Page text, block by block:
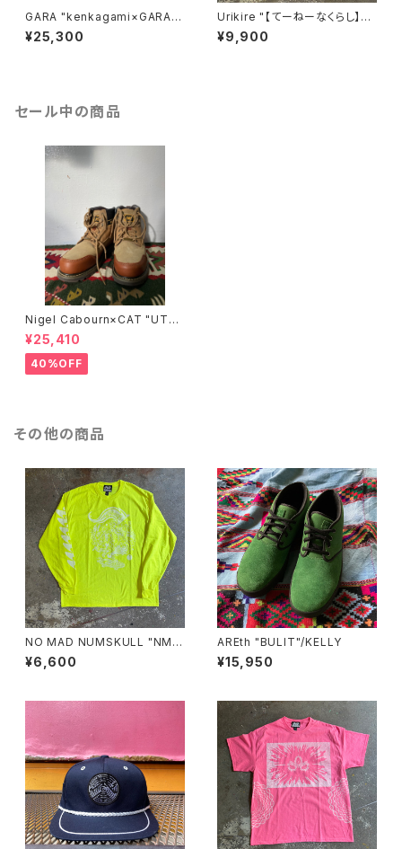
GARA "kenkagami×GARA L
AYER SLEEVE T-SHIRT"(GR
AY×BLACK)
¥25,300
Urikire "【てーねーなくらし】S
weatshirt"
¥9,900
セール中の商品
Nigel Cabourn×CAT "UTA
H"/BROWN
¥25,410
40%OFF
その他の商品
NO MAD NUMSKULL "NMN
MULTI PRINT L/T"(SAFETY
GREEN.XL)
¥6,600
AREth "BULIT"/KELLY
¥15,950